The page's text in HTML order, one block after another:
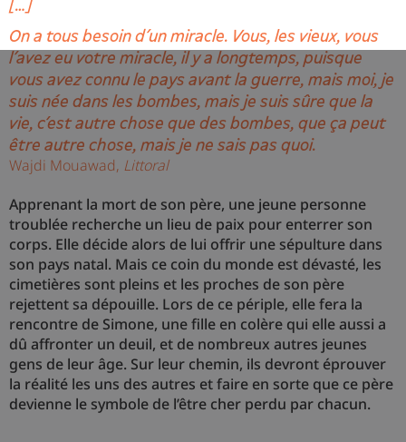
[…]
On a tous besoin d’un miracle. Vous, les vieux, vous
l’avez eu votre miracle, il y a longtemps, puisque
vous avez connu le pays avant la guerre, mais moi, je
suis née dans les bombes, mais je suis sûre que la
vie, c’est autre chose que des bombes, que ça peut
être autre chose, mais je ne sais pas quoi.
Wajdi Mouawad, Littoral
Apprenant la mort de son père, une jeune personne
troublée recherche un lieu de paix pour enterrer son
corps. Elle décide alors de lui offrir une sépulture dans
son pays natal. Mais ce coin du monde est dévasté, les
cimetières sont pleins et les proches de son père
rejettent sa dépouille. Lors de ce périple, elle fera la
rencontre de Simone, une fille en colère qui elle aussi a
dû affronter un deuil, et de nombreux autres jeunes
gens de leur âge. Sur leur chemin, ils devront éprouver
la réalité les uns des autres et faire en sorte que ce père
devienne le symbole de l’être cher perdu par chacun.